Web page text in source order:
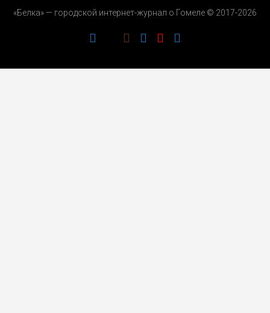
РЕКЛАМОДАТЕЛЯМ
«Белка» — городской интернет-журнал о Гомеле © 2017-2026